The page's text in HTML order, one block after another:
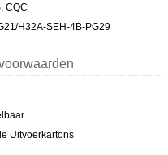
CQC
H32A-SEH-4B-PG29
Uitvoerkartons